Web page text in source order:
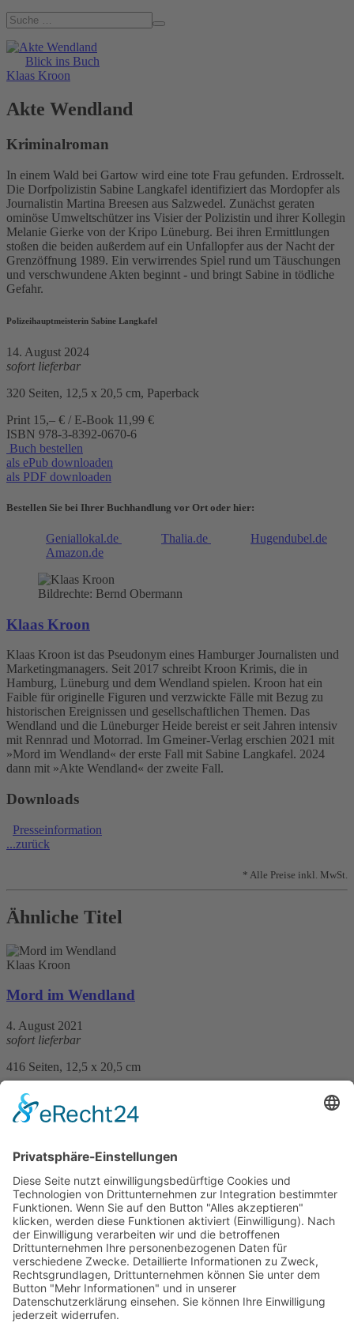
Blick ins Buch
Klaas Kroon
Akte Wendland
Kriminalroman
In einem Wald bei Gartow wird eine tote Frau gefunden. Erdrosselt.
Die Dorfpolizistin Sabine Langkafel identifiziert das Mordopfer als
Journalistin Martina Breesen aus Salzwedel. Zunächst geraten
ominöse Umweltschützer ins Visier der Polizistin und ihrer Kollegin
Melanie Gierke von der Kripo Lüneburg. Bei ihren Ermittlungen
stoßen die beiden außerdem auf ein Unfallopfer aus der Nacht der
Grenzöffnung 1989. Ein verwirrendes Spiel rund um Täuschungen
und verschwundene Akten beginnt - und bringt Sabine in tödliche
Gefahr.
Polizeihauptmeisterin Sabine Langkafel
14. August 2024
sofort lieferbar
320 Seiten, 12,5 x 20,5 cm, Paperback
Print 15,– € / E-Book 11,99 €
ISBN 978-3-8392-0670-6
Buch bestellen
als ePub downloaden
als PDF downloaden
Bestellen Sie bei Ihrer Buchhandlung vor Ort oder hier:
Geniallokal.de Thalia.de
Hugendubel.de
Amazon.de
Bildrechte: Bernd Obermann
Klaas Kroon
Klaas Kroon ist das Pseudonym eines Hamburger Journalisten und
Marketingmanagers. Seit 2017 schreibt Kroon Krimis, die in
Hamburg, Lüneburg und dem Wendland spielen. Kroon hat ein
Faible für originelle Figuren und verzwickte Fälle mit Bezug zu
historischen Ereignissen und gesellschaftlichen Themen. Das
Wendland und die Lüneburger Heide bereist er seit Jahren intensiv
mit Rennrad und Motorrad. Im Gmeiner-Verlag erschien 2021 mit
»Mord im Wendland« der erste Fall mit Sabine Langkafel. 2024
dann mit »Akte Wendland« der zweite Fall.
Downloads
Presseinformation
...zurück
* Alle Preise inkl. MwSt.
Ähnliche Titel
Klaas Kroon
Mord im Wendland
4. August 2021
sofort lieferbar
416 Seiten, 12,5 x 20,5 cm
Print 15,– € / E-Book 11,99 €
mehr Infos …
Klaas Kroon
Nebel über dem Wendland
ersch. 12. August 2026
sofort lieferbar
288 Seiten, 12,5 x 20,5 cm
Print 15,– € / E-Book 11,99 €